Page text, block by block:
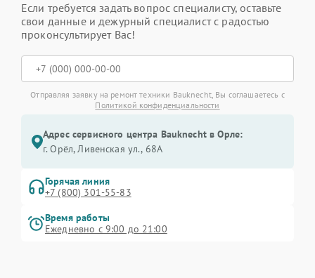
Если требуется задать вопрос специалисту, оставьте
свои данные и дежурный специалист с радостью
проконсультирует Вас!
Отправляя заявку на ремонт техники Bauknecht, Вы соглашаетесь с
Политикой конфиденциальности
Адрес сервисного центра Bauknecht в Орле:
г. Орёл, Ливенская ул., 68А
Горячая линия
+7 (800) 301-55-83
Время работы
Ежедневно с 9:00 до 21:00